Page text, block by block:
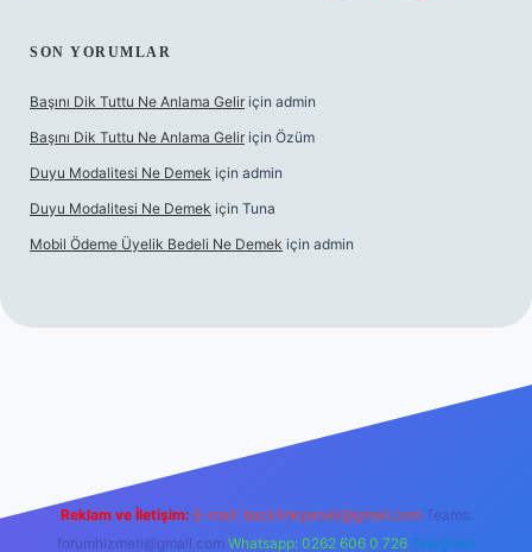
SON YORUMLAR
Başını Dik Tuttu Ne Anlama Gelir için admin
Başını Dik Tuttu Ne Anlama Gelir için Özüm
Duyu Modalitesi Ne Demek için admin
Duyu Modalitesi Ne Demek için Tuna
Mobil Ödeme Üyelik Bedeli Ne Demek için admin
Reklam ve İletişim: E-mail: backlinkpaneli@gmail.com Teams:
forumhizmeti@gmail.com Whatsapp: 0262 606 0 726 Telegram: